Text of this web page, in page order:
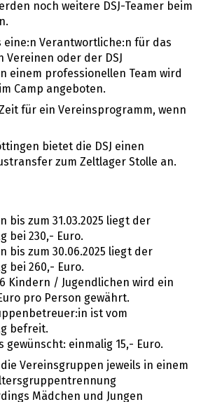
noch weitere DSJ-Teamer beim
eine:n Verantwortliche:n für das
Vereinen oder der DSJ
einem professionellen Team wird
Camp angeboten.
für ein Vereinsprogramm, wenn
bietet die DSJ einen
zum Zeltlager Stolle an.
bis zum 31.03.2025 liegt der
bei 230,- Euro.
bis zum 30.06.2025 liegt der
bei 260,- Euro.
Kindern / Jugendlichen wird ein
pro Person gewährt.
ist vom
befreit.
gewünscht: einmalig 15,- Euro.
Vereinsgruppen jeweils in einem
Mädchen und Jungen